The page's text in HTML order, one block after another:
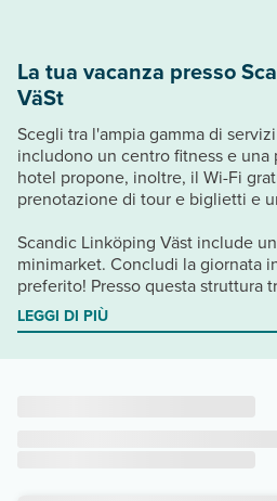
La tua vacanza presso
VäSt
Scegli tra l'ampia gamma di
includono un centro fitness e una
hotel propone, inoltre, il Wi-Fi
prenotazione di tour e biglietti e
Scandic Linköping Väst include
minimarket. Concludi la giornata
preferito! Presso questa struttura
LEGGI DI PIÙ